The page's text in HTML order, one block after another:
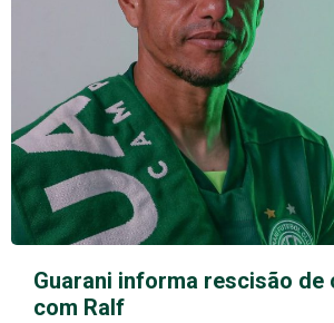
Guarani informa rescisão de
com Ralf